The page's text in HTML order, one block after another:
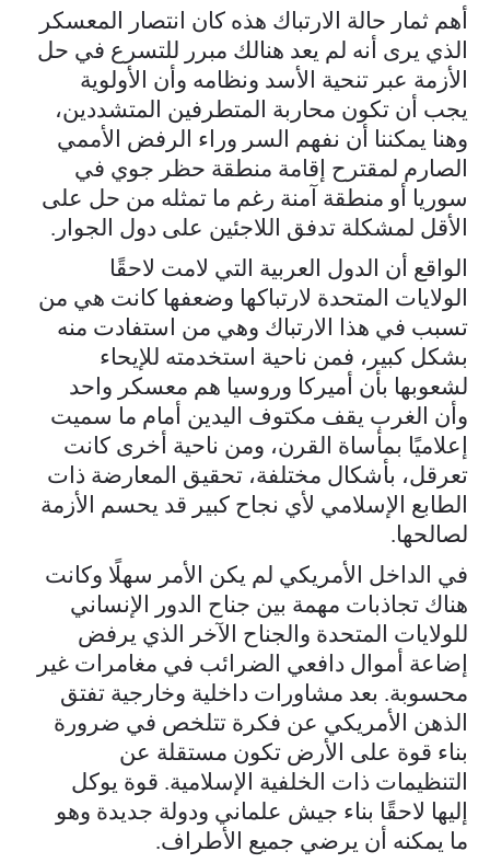
أهم ثمار حالة الارتباك هذه كان انتصار المعسكر
الذي يرى أنه لم يعد هنالك مبرر للتسرع في حل
الأزمة عبر تنحية الأسد ونظامه وأن الأولوية
يجب أن تكون محاربة المتطرفين المتشددين،
وهنا يمكننا أن نفهم السر وراء الرفض الأممي
الصارم لمقترح إقامة منطقة حظر جوي في
سوريا أو منطقة آمنة رغم ما تمثله من حل على
الأقل لمشكلة تدفق اللاجئين على دول الجوار.
الواقع أن الدول العربية التي لامت لاحقًا
الولايات المتحدة لارتباكها وضعفها كانت هي من
تسبب في هذا الارتباك وهي من استفادت منه
بشكل كبير، فمن ناحية استخدمته للإيحاء
لشعوبها بأن أميركا وروسيا هم معسكر واحد
وأن الغرب يقف مكتوف اليدين أمام ما سميت
إعلاميًا بمأساة القرن، ومن ناحية أخرى كانت
تعرقل، بأشكال مختلفة، تحقيق المعارضة ذات
الطابع الإسلامي لأي نجاح كبير قد يحسم الأزمة
لصالحها.
في الداخل الأمريكي لم يكن الأمر سهلًا وكانت
هناك تجاذبات مهمة بين جناح الدور الإنساني
للولايات المتحدة والجناح الآخر الذي يرفض
إضاعة أموال دافعي الضرائب في مغامرات غير
محسوبة. بعد مشاورات داخلية وخارجية تفتق
الذهن الأمريكي عن فكرة تتلخص في ضرورة
بناء قوة على الأرض تكون مستقلة عن
التنظيمات ذات الخلفية الإسلامية. قوة يوكل
إليها لاحقًا بناء جيش علماني ودولة جديدة وهو
ما يمكنه أن يرضي جميع الأطراف.